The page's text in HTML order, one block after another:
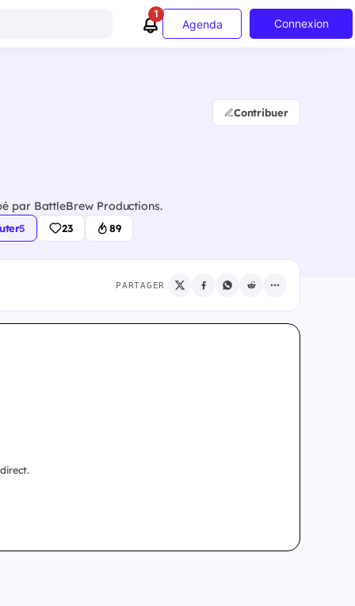
1
Agenda Connexion
par BattleBrew Productions.
Contribuer
·5 23 89
PARTAGER